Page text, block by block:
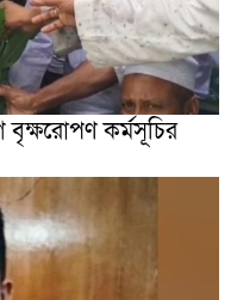
বৃক্ষরোপণ কর্মসূচির